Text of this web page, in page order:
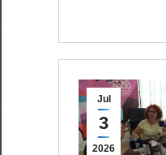
Jul
3
2026